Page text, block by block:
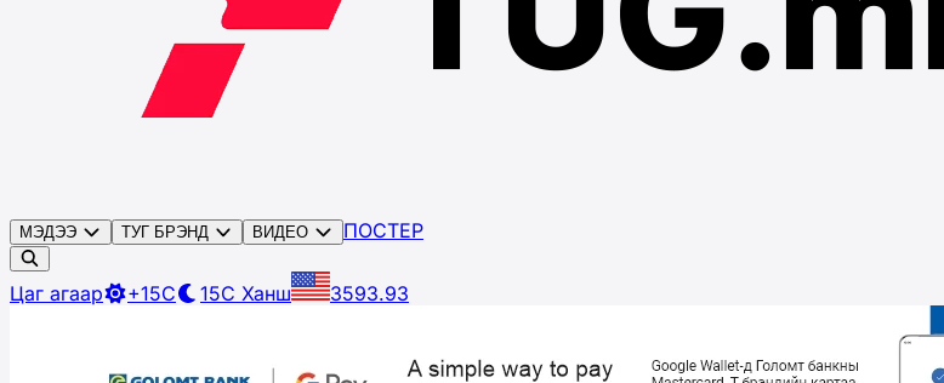
МЭДЭЭ ТУГ БРЭНД ВИДЕО ПОСТЕР
Цаг агаар +15C 15C Ханш 3593.93